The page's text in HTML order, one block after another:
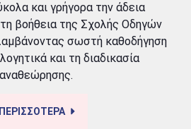
και γρήγορα την άδεια
βοήθεια της Σχολής Οδηγών
σωστή καθοδήγηση
και τη διαδικασία
αναθεώρησης.
ΠΕΡΙΣΣΟΤΕΡΑ